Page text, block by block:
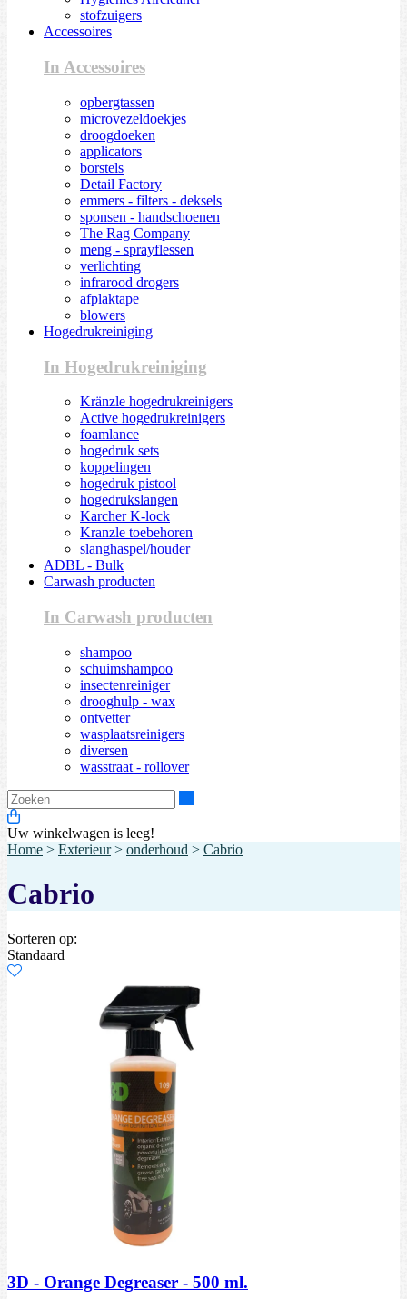
stofzuigers
Accessoires
In Accessoires
opbergtassen
microvezeldoekjes
droogdoeken
applicators
borstels
Detail Factory
emmers - filters - deksels
sponsen - handschoenen
The Rag Company
meng - sprayflessen
verlichting
infrarood drogers
afplaktape
blowers
Hogedrukreiniging
In Hogedrukreiniging
Kränzle hogedrukreinigers
Active hogedrukreinigers
foamlance
hogedruk sets
koppelingen
hogedruk pistool
hogedrukslangen
Karcher K-lock
Kranzle toebehoren
slanghaspel/houder
ADBL - Bulk
Carwash producten
In Carwash producten
shampoo
schuimshampoo
insectenreiniger
drooghulp - wax
ontvetter
wasplaatsreinigers
diversen
wasstraat - rollover
Uw winkelwagen is leeg!
Home > Exterieur> onderhoud > Cabrio
Cabrio
Sorteren op:
Standaard
3D - Orange Degreaser - 500 ml.